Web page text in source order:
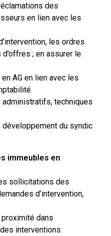
des
en lien avec les
les ordres
; en assurer le
AG en lien avec les
techniques
du syndic
immeubles en
sollicitations des
d’intervention,
dans
interventions.